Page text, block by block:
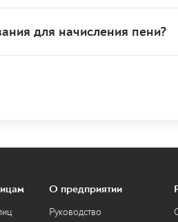
для начисления пени?
О предприятии
Руководство